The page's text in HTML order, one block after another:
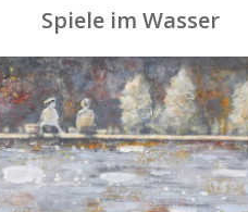
Spiele im Wasser